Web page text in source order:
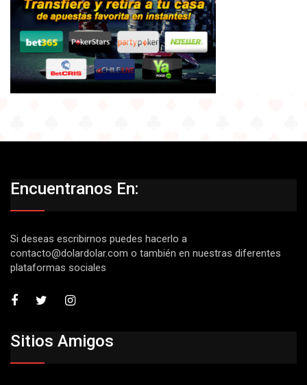
Encuentranos En:
Si deseas escribirnos puedes hacerlo a
contacto@dolardolar.com o también en nuestras diferentes
plataformas sociales
Sitios Amigos